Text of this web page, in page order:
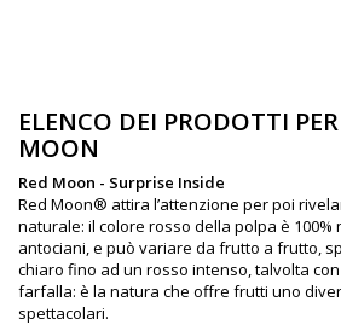
ELENCO DEI PRODOTTI
MOON
Red Moon - Surprise Inside
Red Moon® attira l’attenzione per poi
naturale: il colore rosso della polpa è 100%
antociani, e può variare da frutto a frutto,
chiaro fino ad un rosso intenso, talvolta
farfalla: è la natura che offre frutti uno
spettacolari.